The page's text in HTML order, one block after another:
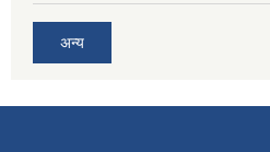
अन्य